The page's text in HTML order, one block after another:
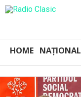
HOME NAȚIONAL